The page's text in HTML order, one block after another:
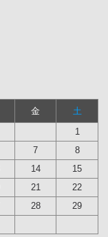
金
土
1
7
8
14
15
21
22
28
29